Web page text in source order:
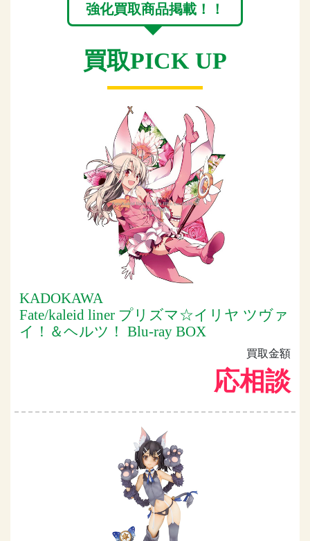
強化買取商品掲載！！
買取PICK UP
KADOKAWA
Fate/kaleid liner プリズマ☆イリヤ ツヴァ
イ！＆ヘルツ！ Blu-ray BOX
買取金額
応相談